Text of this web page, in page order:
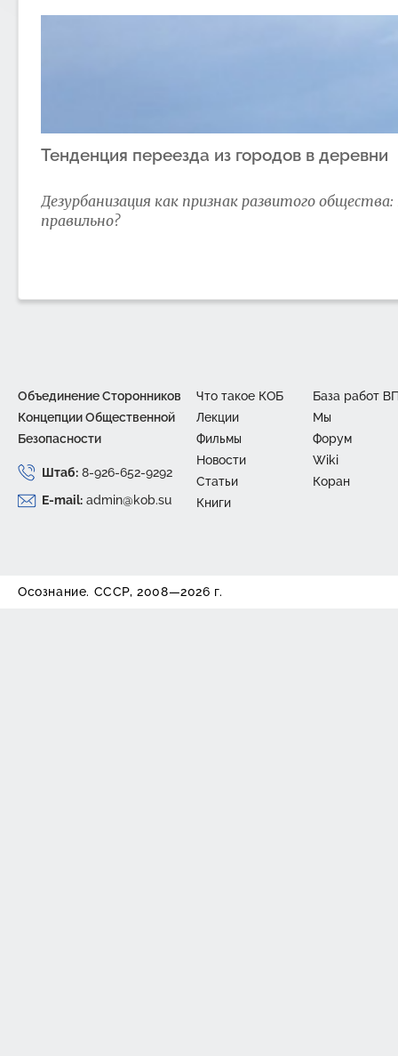
Тенденция переезда из городов в деревни
Дезурбанизация как признак развитого
правильно?
Объединение Сторонников
Концепции Общественной
Безопасности
Штаб: 8-926-652-9292
E-mail: admin@kob.su
Что такое КОБ
Лекции
Фильмы
Новости
Статьи
Книги
База работ
Mы
Форум
Wiki
Коран
Осознание. СССР, 2008—2026 г.